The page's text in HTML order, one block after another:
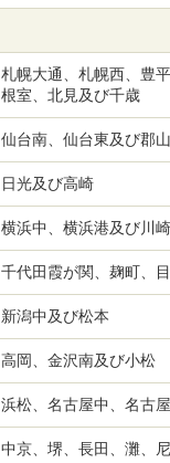
札幌大通、札幌西、豊
根室、北見及び千歳
仙台南、仙台東及び郡山
日光及び高崎
横浜中、横浜港及び川
千代田霞が関、麹町、
新潟中及び松本
高岡、金沢南及び小松
浜松、名古屋中、名古
中京、堺、長田、灘、